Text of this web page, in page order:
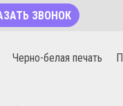
ЗВОНОК
Черно-белая печать